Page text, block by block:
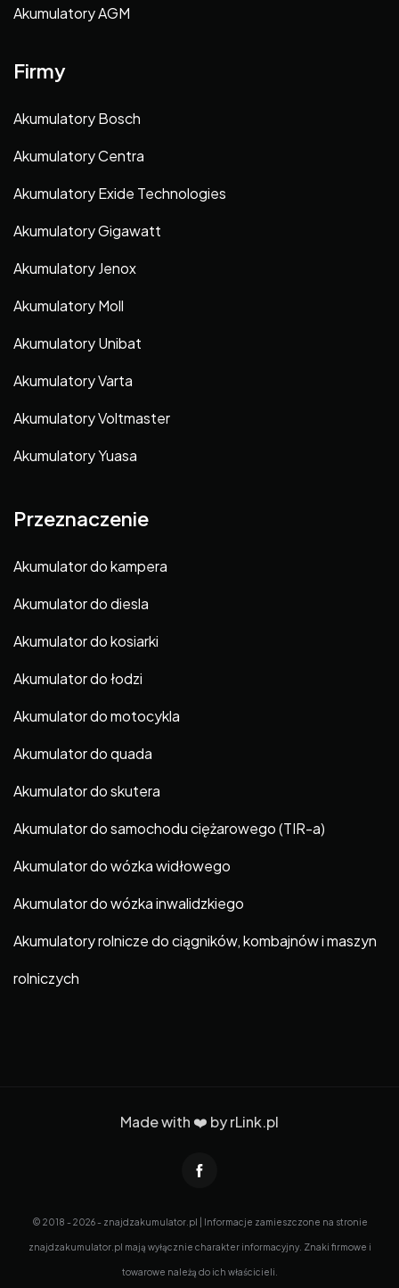
Akumulatory AGM
Firmy
Akumulatory Bosch
Akumulatory Centra
Akumulatory Exide Technologies
Akumulatory Gigawatt
Akumulatory Jenox
Akumulatory Moll
Akumulatory Unibat
Akumulatory Varta
Akumulatory Voltmaster
Akumulatory Yuasa
Przeznaczenie
Akumulator do kampera
Akumulator do diesla
Akumulator do kosiarki
Akumulator do łodzi
Akumulator do motocykla
Akumulator do quada
Akumulator do skutera
Akumulator do samochodu ciężarowego (TIR-a)
Akumulator do wózka widłowego
Akumulator do wózka inwalidzkiego
Akumulatory rolnicze do ciągników, kombajnów i maszyn
rolniczych
Made with ❤️ byrLink.pl
© 2018 - 2026 - znajdzakumulator.pl | Informacje zamieszczone na stronie
znajdzakumulator.pl mają wyłącznie charakter informacyjny. Znaki firmowe i
towarowe należą do ich właścicieli.